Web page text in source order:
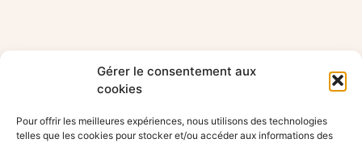
Gérer le consentement aux
cookies
Pour offrir les meilleures expériences, nous utilisons des technologies
telles que les cookies pour stocker et/ou accéder aux informations des